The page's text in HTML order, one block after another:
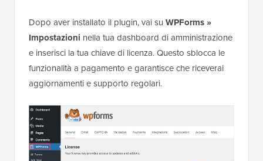
Dopo aver installato il plugin, vai su WPForms »
Impostazioni nella tua dashboard di amministrazione
e inserisci la tua chiave di licenza. Questo sblocca le
funzionalità a pagamento e garantisce che riceverai
aggiornamenti e supporto regolari.